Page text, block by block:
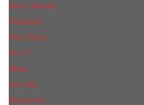
Marc Jacobs
Mancera
Max Mara
M.А.C.
Mexx
Miu Miu
Mоsсhino